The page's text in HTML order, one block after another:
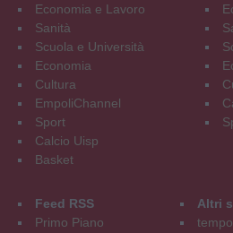
Economia e Lavoro
Sanità
Scuola e Università
Economia
Cultura
EmpoliChannel
Sport
Calcio Uisp
Basket
Feed RSS
Primo Piano
Altri